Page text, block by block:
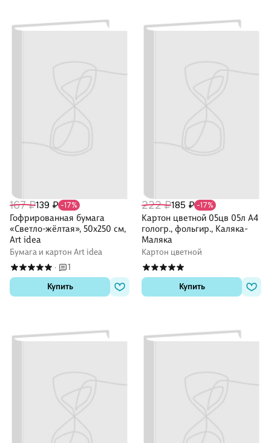
167 ₽139 ₽ -17%
Гофрированная бумага
«Светло-жёлтая», 50х250 см,
Art idea
Бумага и картон Art idea
·
1
Купить
222 ₽185 ₽ -17%
Картон цветной 05цв 05л А4
гологр., фольгир., Каляка-
Маляка
Картон цветной
Купить